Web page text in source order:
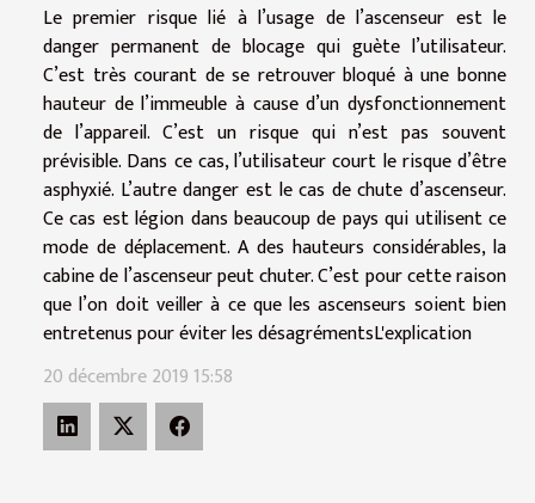
Le premier risque lié à l’usage de l’ascenseur est le
danger permanent de blocage qui guète l’utilisateur.
C’est très courant de se retrouver bloqué à une bonne
hauteur de l’immeuble à cause d’un dysfonctionnement
de l’appareil. C’est un risque qui n’est pas souvent
prévisible. Dans ce cas, l’utilisateur court le risque d’être
asphyxié. L’autre danger est le cas de chute d’ascenseur.
Ce cas est légion dans beaucoup de pays qui utilisent ce
mode de déplacement. A des hauteurs considérables, la
cabine de l’ascenseur peut chuter. C’est pour cette raison
que l’on doit veiller à ce que les ascenseurs soient bien
entretenus pour éviter les désagrémentsL'explication
20 décembre 2019 15:58